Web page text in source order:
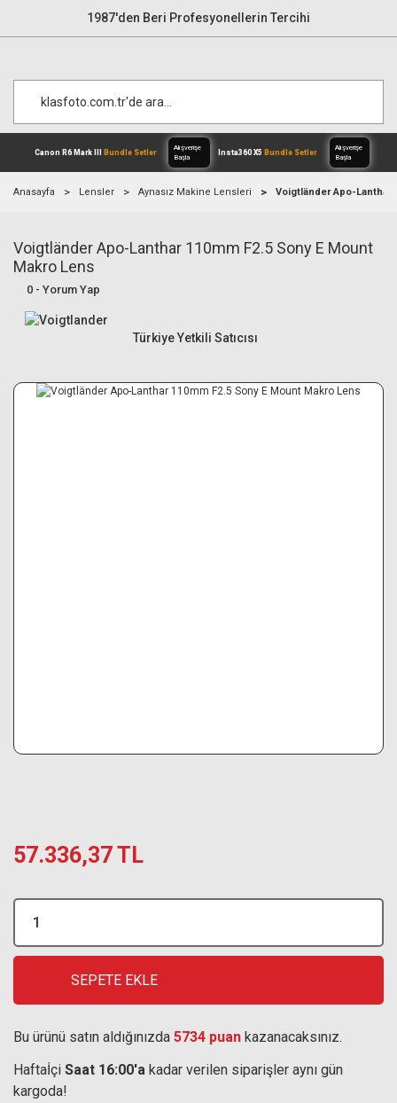
1987'den Beri Profesyonellerin Tercihi
Canon R6 Mark IIIBundle Setler
Alışverişe
Anasayfa Lensler Aynasız Makine Lensleri Voigtländer Apo-Lanthar
Voigtländer Apo-Lanthar 110mm F2.5 Sony E Mount
Makro Lens
0 - Yorum Yap
Türkiye Yetkili Satıcısı
57.336,37 TL
SEPETE EKLE
Bu ürünü satın aldığınızda 5734 puan kazanacaksınız.
Haftaİçi Saat 16:00'a kadar verilen siparişler aynı gün
kargoda!